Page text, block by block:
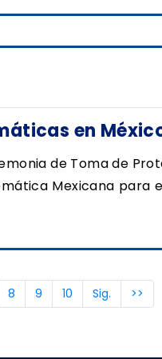
en
de Toma de
Mexicana para
8 9 10 Sig. >>